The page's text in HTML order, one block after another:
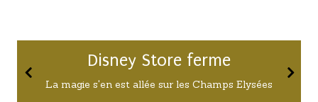
Gucci Sacs à main
La combinaison Adidas x Gucci est juste le
MUST de toute cette collection de sac à épaule